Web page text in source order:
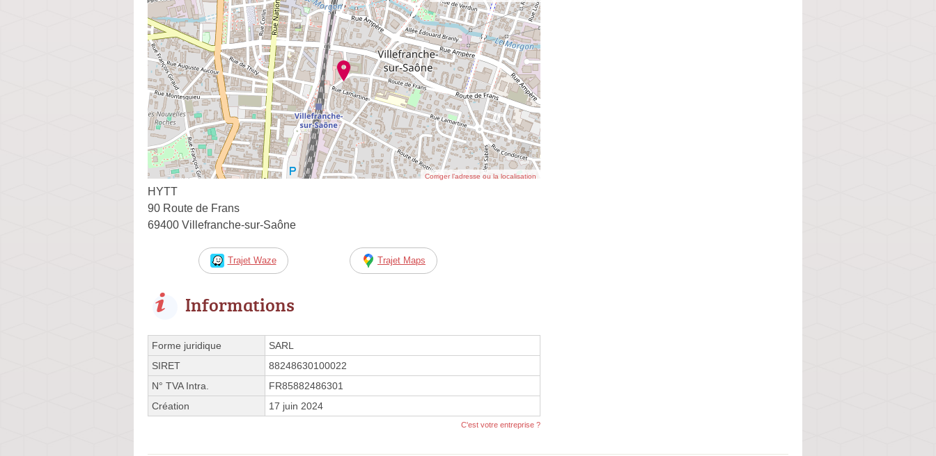
Corriger l’adresse ou la localisation
HYTT
90 Route de Frans
69400 Villefranche-sur-Saône
Trajet Waze Trajet Maps
Informations
Forme juridique
SARL
SIRET
88248630100022
N° TVA Intra.
FR85882486301
Création
17 juin 2024
C'est votre entreprise ?